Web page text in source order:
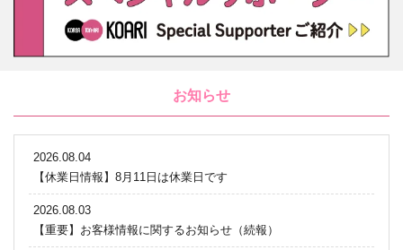
お知らせ
2026.08.04
【休業日情報】8月11日は休業日です
2026.08.03
【重要】お客様情報に関するお知らせ（続報）